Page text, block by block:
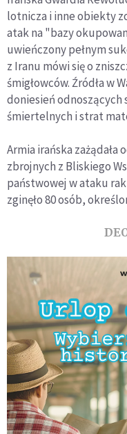
lotnicza i inne obiekty
atak na "bazy
uwieńczony pełnym
z Iranu mówi się o
śmigłowców. Źródła w
doniesień
śmiertelnych i strat
Armia irańska zażądała
zbrojnych z Bliskiego
państwowej w ataku
zginęło 80 osób,